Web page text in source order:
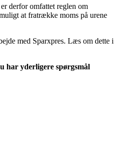
derfor omfattet reglen om
at fratrække moms på urene
med Sparxpres. Læs om dette i
har yderligere spørgsmål